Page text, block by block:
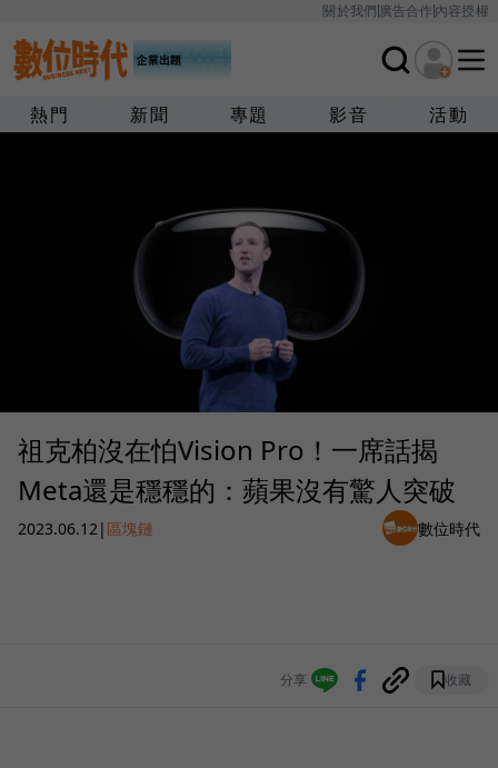
關於我們廣告合作內容授權
熱門 新聞 專題 影音 活動
祖克柏沒在怕Vision Pro！一席話揭
Meta還是穩穩的：蘋果沒有驚人突破
2023.06.12 | 區塊鏈 數位時代
分享 收藏